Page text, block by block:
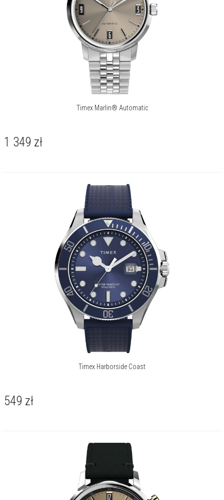
Timex Marlin® Automatic
1 349 zł
Timex Harborside Coast
549 zł